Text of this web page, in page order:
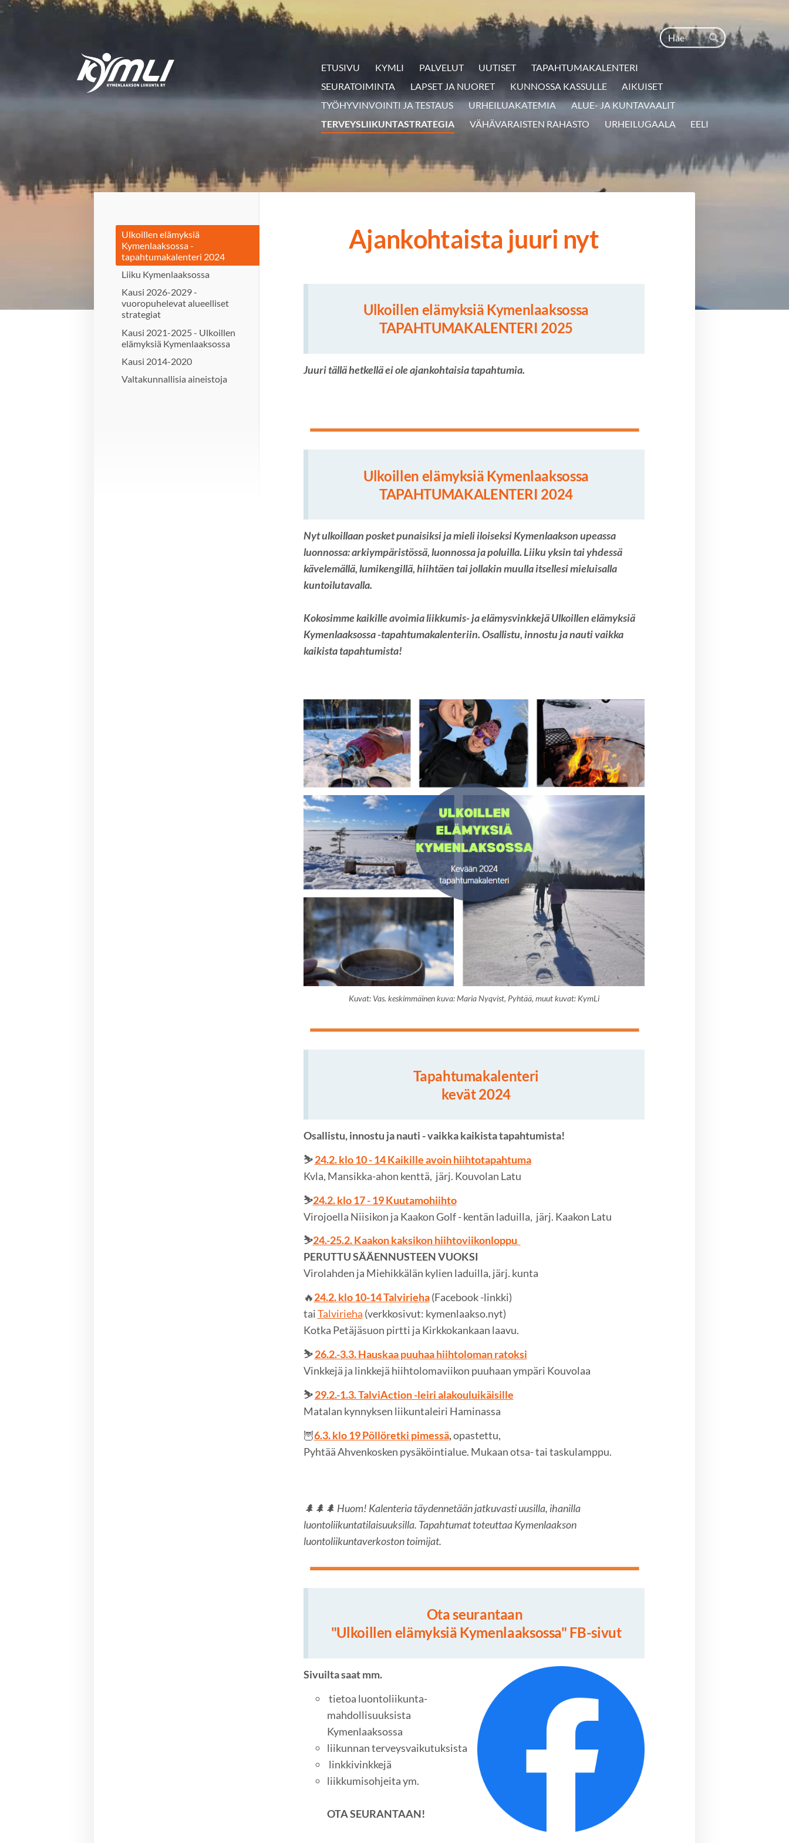
Haku
Hae
Kymlin uusi logo
ETUSIVU KYMLI PALVELUT UUTISET
TAPAHTUMAKALENTERI
SEURATOIMINTA
LAPSET JA NUORET KUNNOSSA KASSULLE
AIKUISET
TYÖHYVINVOINTI JA TESTAUS
URHEILUAKATEMIA
ALUE- JA KUNTAVAALIT
TERVEYSLIIKUNTASTRATEGIA
VÄHÄVARAISTEN RAHASTO URHEILUGAALA EELI
Ulkoillen elämyksiä
Kymenlaaksossa -
tapahtumakalenteri 2024
Liiku Kymenlaaksossa
Kausi 2026-2029 -
vuoropuhelevat alueelliset
strategiat
Kausi 2021-2025 - Ulkoillen
elämyksiä Kymenlaaksossa
Kausi 2014-2020
Valtakunnallisia aineistoja
Ajankohtaista juuri nyt
Ulkoillen elämyksiä Kymenlaaksossa
TAPAHTUMAKALENTERI 2025
Juuri tällä hetkellä ei ole ajankohtaisia tapahtumia.
Ulkoillen elämyksiä Kymenlaaksossa
TAPAHTUMAKALENTERI 2024
Nyt ulkoillaan posket punaisiksi ja mieli iloiseksi Kymenlaakson upeassa
luonnossa: arkiympäristössä, luonnossa ja poluilla. Liiku yksin tai yhdessä
kävelemällä, lumikengillä, hiihtäen tai jollakin muulla itsellesi mieluisalla
kuntoilutavalla.
Kokosimme kaikille avoimia liikkumis- ja elämysvinkkejä Ulkoillen elämyksiä
Kymenlaaksossa -tapahtumakalenteriin. Osallistu, innostu ja nauti vaikka
kaikista tapahtumista!
Kuvat: Vas. keskimmäinen kuva: Maria Nyqvist, Pyhtää, muut kuvat: KymLi
Tapahtumakalenteri
kevät 2024
Osallistu, innostu ja nauti - vaikka kaikista tapahtumista!
⛷️24.2. klo 10 - 14 Kaikille avoin hiihtotapahtuma
Kvla, Mansikka-ahon kenttä, järj. Kouvolan Latu
⛷️24.2. klo 17 - 19 Kuutamohiihto
Virojoella Niisikon ja Kaakon Golf - kentän laduilla, järj. Kaakon Latu
⛷️24.-25.2. Kaakon kaksikon hiihtoviikonloppu
PERUTTU SÄÄENNUSTEEN VUOKSI
Virolahden ja Miehikkälän kylien laduilla, järj. kunta
🔥24.2. klo 10-14 Talvirieha(Facebook -linkki)
taiTalvirieha (verkkosivut: kymenlaakso.nyt)
Kotka Petäjäsuon pirtti ja Kirkkokankaan laavu.
⛷️26.2.-3.3. Hauskaa puuhaa hiihtoloman ratoksi
Vinkkejä ja linkkejä hiihtolomaviikon puuhaan ympäri Kouvolaa
⛷️29.2.-1.3. TalviAction -leiri alakouluikäisille
Matalan kynnyksen liikuntaleiri Haminassa
🦉6.3. klo 19 Pöllöretki pimessä,opastettu,
Pyhtää Ahvenkosken pysäköintialue. Mukaan otsa- tai taskulamppu.
🌲🌲🌲 Huom! Kalenteria täydennetään jatkuvasti uusilla, ihanilla
luontoliikuntatilaisuuksilla. Tapahtumat toteuttaa Kymenlaakson
luontoliikuntaverkoston toimijat.
Ota seurantaan
"Ulkoillen elämyksiä Kymenlaaksossa" FB-sivut
Sivuilta saat mm.
tietoa luontoliikunta-
mahdollisuuksista
Kymenlaaksossa
liikunnan terveysvaikutuksista
linkkivinkkejä
liikkumisohjeita ym.
OTA SEURANTAAN!